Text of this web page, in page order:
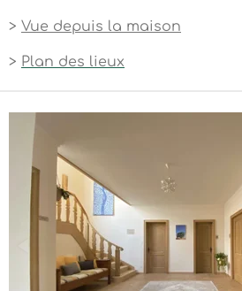
> Vue depuis la maison
> Plan des lieux